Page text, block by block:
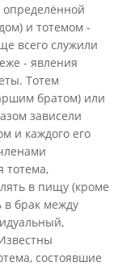
определённой
и тотемом -
всего служили
- явления
Тотем
братом) или
зависели
и каждого его
тотема,
в пищу (кроме
в брак между
состоявшие